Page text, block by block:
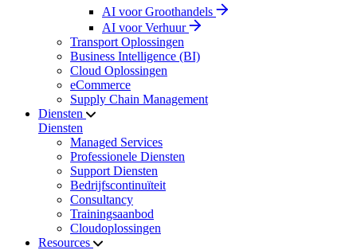
AI voor Groothandels
AI voor Verhuur
Transport Oplossingen
Business Intelligence (BI)
Cloud Oplossingen
eCommerce
Supply Chain Management
Diensten
Diensten
Managed Services
Professionele Diensten
Support Diensten
Bedrijfscontinuïteit
Consultancy
Trainingsaanbod
Cloudoplossingen
Resources